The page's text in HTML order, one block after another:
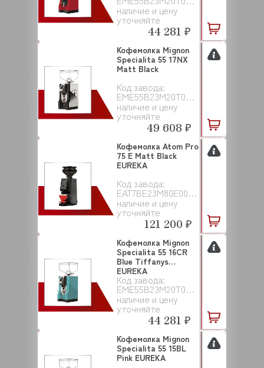
наличие и цену
уточняйте
44 281 ₽
Код завода:
EME55B23M20T00ELC001
наличие и цену
уточняйте
Кофемолка Mignon
Specialita 55 17NX
Matt Black
49 608 ₽
Код завода:
EAT7BE23M80E00000001
наличие и цену
уточняйте
Кофемолка Atom Pro
75 E Matt Black
EUREKA
121 200 ₽
Код завода:
EME55B23M20T00EAC306
наличие и цену
уточняйте
Кофемолка Mignon
Specialita 55 16CR
Blue Tiffanys
EUREKA
44 281 ₽
Кофемолка Mignon
Specialita 55 15BL
Pink EUREKA